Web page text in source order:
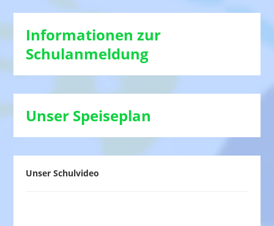
Informationen zur
Schulanmeldung
Unser Speiseplan
Unser Schulvideo